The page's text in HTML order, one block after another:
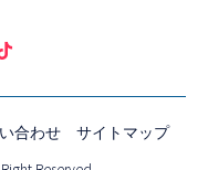
合わせ サイトマップ